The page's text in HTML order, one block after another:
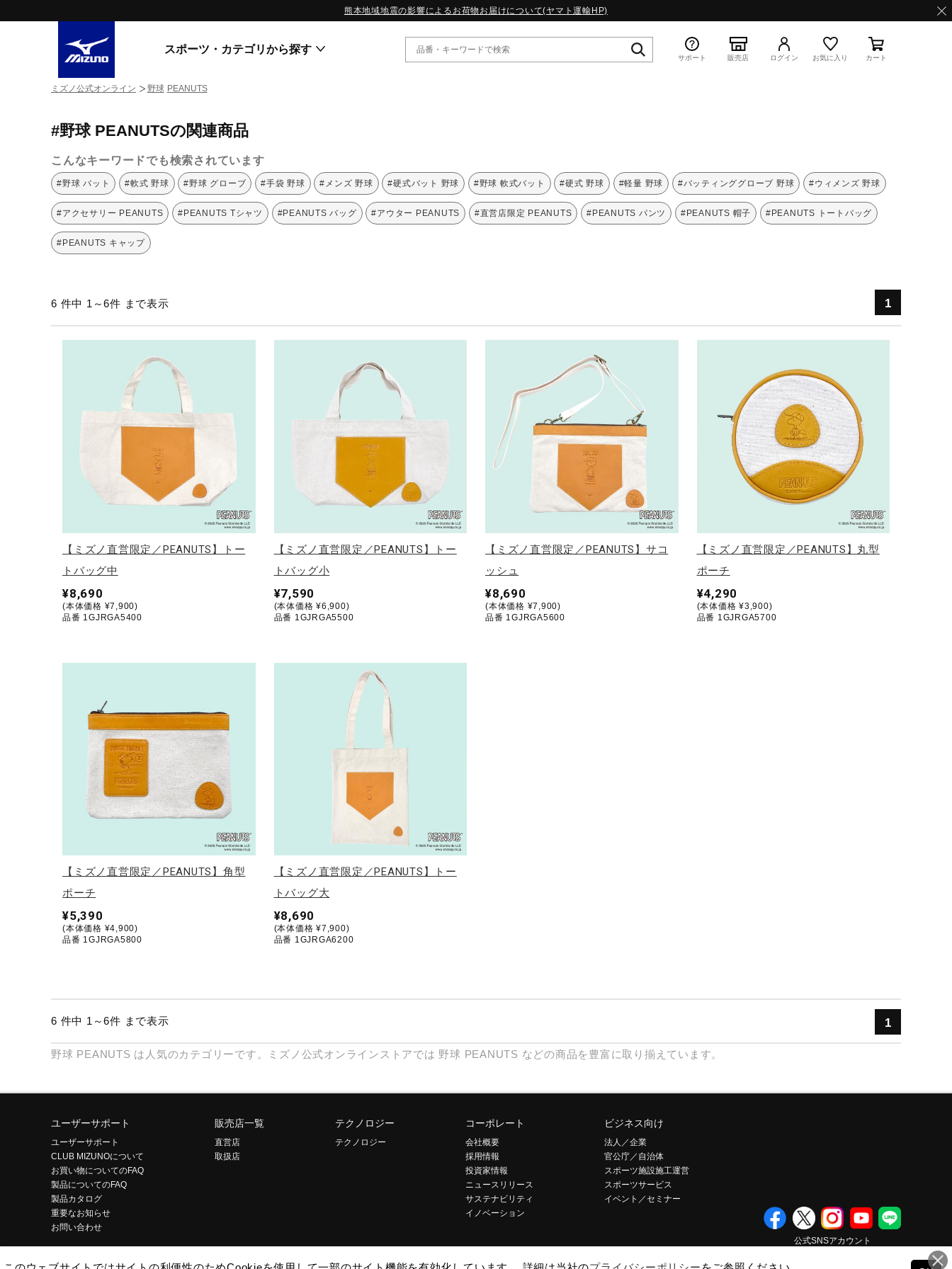
熊本地域地震の影響によるお荷物お届けについて(ヤマト運輸HP)
スポーツ・カテゴリから探す
ライフスタイルウエア
ランニング
サッカー／フットサル
野球
バレーボール
ウィンタースポーツ
ライフスタイルグッズ
インナー
寝具／ミズノスリープ
サポーター
ジュニア／キッズ
メディカル
コラボ／ライセンス
WAVE PROPHECY
MORELIA LS
WAVE RIDER
MXR
ゴアテックス
W.PROPHECY1｜特集
WP MAGIC MITA｜特集
WP STRAP｜特集
スペシャルカラーパック｜特集
サポート 販売店 ログイン お気に入り カート
ミズノ公式オンライン 野球 PEANUTS
#野球 PEANUTSの関連商品
こんなキーワードでも検索されています
#野球 バット #軟式 野球 #野球 グローブ #手袋 野球 #メンズ 野球 #硬式バット 野球 #野球 軟式バット #硬式 野球 #軽量 野球 #バッティンググローブ 野球 #ウィメンズ 野球
#アクセサリー PEANUTS #PEANUTS Tシャツ #PEANUTS バッグ #アウター PEANUTS #直営店限定 PEANUTS #PEANUTS パンツ #PEANUTS 帽子 #PEANUTS トートバッグ
#PEANUTS キャップ
6 件中 1～6件 まで表示 1
【ミズノ直営限定／PEANUTS】トー
トバッグ中
¥8,690
(本体価格 ¥7,900)
品番 1GJRGA5400
【ミズノ直営限定／PEANUTS】トー
トバッグ小
¥7,590
(本体価格 ¥6,900)
品番 1GJRGA5500
【ミズノ直営限定／PEANUTS】サコ
ッシュ
¥8,690
(本体価格 ¥7,900)
品番 1GJRGA5600
【ミズノ直営限定／PEANUTS】丸型
ポーチ
¥4,290
(本体価格 ¥3,900)
品番 1GJRGA5700
【ミズノ直営限定／PEANUTS】角型
ポーチ
¥5,390
(本体価格 ¥4,900)
品番 1GJRGA5800
【ミズノ直営限定／PEANUTS】トー
トバッグ大
¥8,690
(本体価格 ¥7,900)
品番 1GJRGA6200
6 件中 1～6件 まで表示 1
野球 PEANUTS は人気のカテゴリーです。ミズノ公式オンラインストアでは 野球 PEANUTS などの商品を豊富に取り揃えています。
ユーザーサポート
ユーザーサポート
CLUB MIZUNOについて
お買い物についてのFAQ
製品についてのFAQ
製品カタログ
重要なお知らせ
お問い合わせ
販売店一覧
直営店
取扱店
テクノロジー
テクノロジー
コーポレート
会社概要
採用情報
投資家情報
ニュースリリース
サステナビリティ
イノベーション
ビジネス向け
法人／企業
官公庁／自治体
スポーツ施設施工運営
スポーツサービス
イベント／セミナー
公式SNSアカウント